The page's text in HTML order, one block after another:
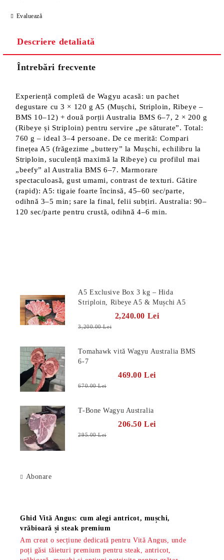
Evaluează
Descriere detaliată
Întrebări frecvente
Experiență completă de Wagyu acasă: un pachet
degustare cu 3 × 120 g A5 (Mușchi, Striploin, Ribeye –
BMS 10–12) + două porții Australia BMS 6–7, 2 × 200 g
(Ribeye și Striploin) pentru servire „pe săturate”. Total:
760 g – ideal 3–4 persoane. De ce merită: Compari
finețea A5 (frăgezime „buttery” la Mușchi, echilibru la
Striploin, suculență maximă la Ribeye) cu profilul mai
„beefy” al Australia BMS 6–7. Marmorare
spectaculoasă, gust umami, contrast de texturi. Gătire
(rapid): A5: tigaie foarte încinsă, 45–60 sec/parte,
odihnă 3–5 min; sare la final, felii subțiri. Australia: 90–
120 sec/parte pentru crustă, odihnă 4–6 min.
A5 Exclusive Box 3 kg – Hida
Striploin, Ribeye A5 & Mușchi A5
2,240.00 Lei
3,200.00 Lei
Tomahawk vită Wagyu Australia BMS
6-7
469.00 Lei
670.00 Lei
T-Bone Wagyu Australia
206.50 Lei
295.00 Lei
Abonare
Ghid Vită Angus: cum alegi antricot, mușchi,
vrăbioară și steak premium
Am creat o secțiune dedicată pentru Vită Angus, unde
poți găsi tăieturi premium pentru steak, antricot,